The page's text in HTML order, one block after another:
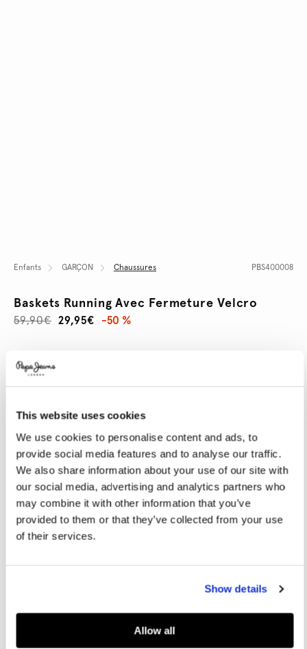
This website uses cookies
We use cookies to personalise content and ads, to
provide social media features and to analyse our traffic.
We also share information about your use of our site with
our social media, advertising and analytics partners who
may combine it with other information that you’ve
provided to them or that they’ve collected from your use
of their services.
Show details
Allow all
Enfants GARÇON Chaussures PBS400008
Baskets Running Avec Fermeture Velcro
29,95€
59,90€ -50 %
Promotions
Variations
COULEURS:
25 26 27 28 29
Guide des tailles